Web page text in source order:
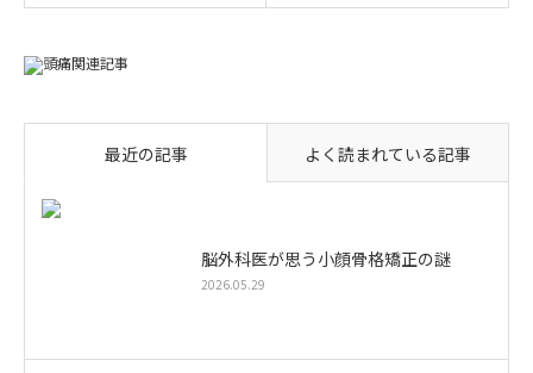
最近の記事 よく読まれている記事
脳外科医が思う小顔骨格矯正の謎
2026.05.29